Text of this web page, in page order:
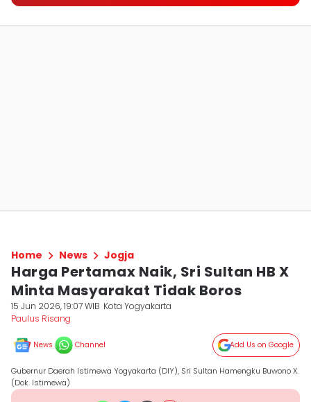
Home News Jogja
Harga Pertamax Naik, Sri Sultan HB X
Minta Masyarakat Tidak Boros
15 Jun 2026, 19:07 WIB Kota Yogyakarta
Paulus Risang
News Channel Add Us on Google
Gubernur Daerah Istimewa Yogyakarta (DIY), Sri Sultan Hamengku Buwono X.
(Dok. Istimewa)